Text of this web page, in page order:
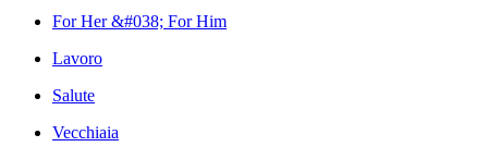
For Her &#038; For Him
Lavoro
Salute
Vecchiaia